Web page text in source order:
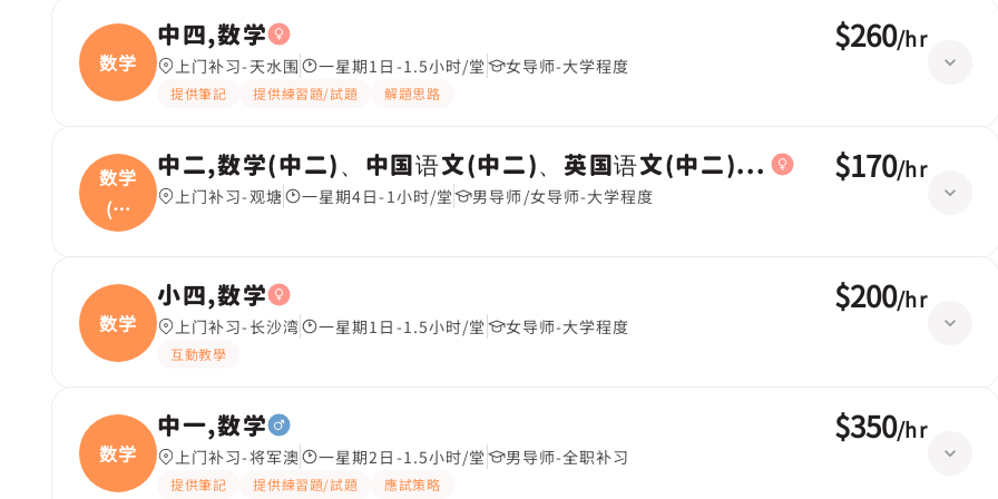
数学
中四,数学
上门补习-天水围 一星期1日-1.5小时/堂 女导师-大学程度
提供筆記 提供練習題/試題 解題思路
$260/hr
数学
(中
二
中二,数学(中二)、中国语文(中二)、英国语文(中二)|小五,中国语文(小五)
上门补习-观塘 一星期4日-1小时/堂 男导师/女导师-大学程度
$170/hr
数学
小四,数学
上门补习-长沙湾 一星期1日-1.5小时/堂 女导师-大学程度
互動教學
$200/hr
数学
中一,数学
上门补习-将军澳 一星期2日-1.5小时/堂 男导师-全职补习
提供筆記 提供練習題/試題 應試策略
$350/hr